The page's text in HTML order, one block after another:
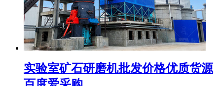
实验室矿石研磨机批发价格优质货源